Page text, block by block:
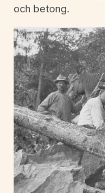
och betong.